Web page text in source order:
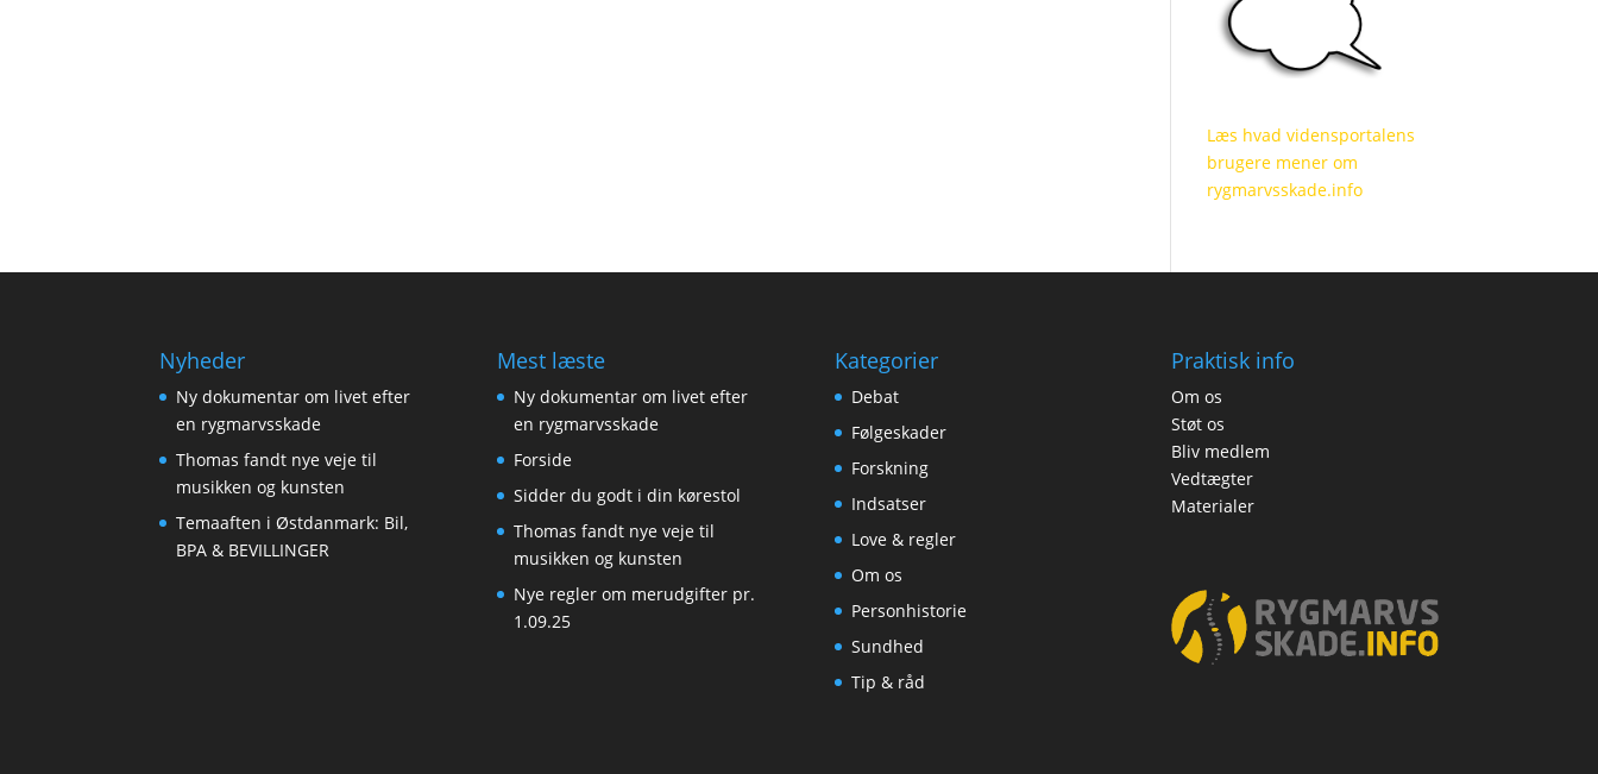
Læs hvad vidensportalens
brugere mener om
rygmarvsskade.info
Nyheder
Ny dokumentar om livet efter
en rygmarvsskade
Thomas fandt nye veje til
musikken og kunsten
Temaaften i Østdanmark: Bil,
BPA & BEVILLINGER
Mest læste
Ny dokumentar om livet efter
en rygmarvsskade
Forside
Sidder du godt i din kørestol
Thomas fandt nye veje til
musikken og kunsten
Nye regler om merudgifter pr.
1.09.25
Kategorier
Debat
Følgeskader
Forskning
Indsatser
Love & regler
Om os
Personhistorie
Sundhed
Tip & råd
Praktisk info
Om os
Støt os
Bliv medlem
Vedtægter
Materialer